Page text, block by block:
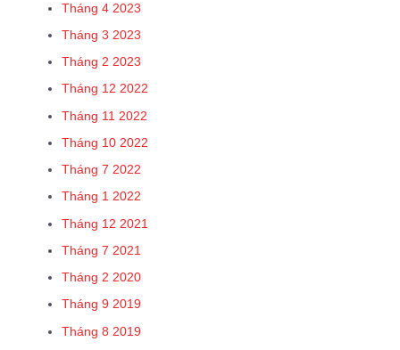
Tháng 4 2023
Tháng 3 2023
Tháng 2 2023
Tháng 12 2022
Tháng 11 2022
Tháng 10 2022
Tháng 7 2022
Tháng 1 2022
Tháng 12 2021
Tháng 7 2021
Tháng 2 2020
Tháng 9 2019
Tháng 8 2019